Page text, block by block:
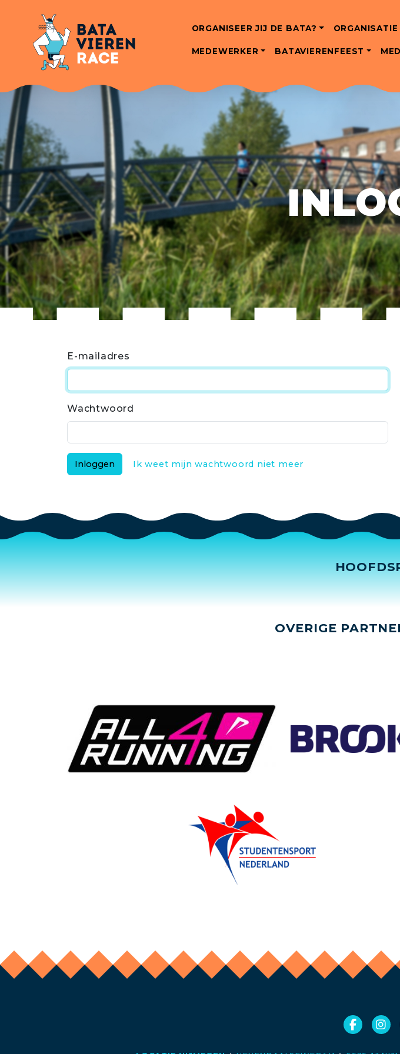
ORGANISEER JIJ DE BATA? ORGANISATIE
MEDEWERKER BATAVIERENFEEST
E-mailadres
Wachtwoord
Inloggen Ik weet mijn wachtwoord niet meer
OVERIGE